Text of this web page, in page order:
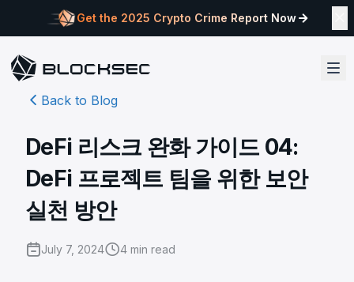
Get the 2025 Crypto Crime Report Now
Back to Blog
DeFi 리스크 완화 가이드 04:
DeFi 프로젝트 팀을 위한 보안
실천 방안
July 7, 2024 4 min read